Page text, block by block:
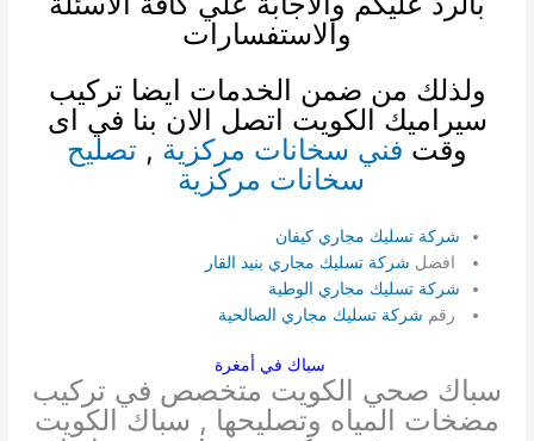
والاستفسارات
ولذلك من ضمن الخدمات ايضا تركيب
سيراميك الكويت اتصل الان بنا في اى
وقت فني سخانات مركزية , تصليح
سخانات مركزية
شركة تسليك مجاري كيفان
افضل شركة تسليك مجاري بنيد القار
شركة تسليك مجاري الوطية
رقم شركة تسليك مجاري الصالحية
سباك في أمغرة
سباك صحي الكويت متخصص في تركيب
مضخات المياه وتصليحها , سباك الكويت